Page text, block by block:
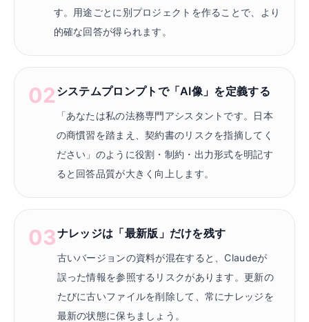
す。用途ごとに別プロジェクトを作ることで、より
的確な回答が得られます。
02 システムプロンプトで「AI像」を定義する
「あなたは私の法務専門アシスタントです。日本
の商慣習を踏まえ、契約書のリスクを指摘してく
ださい」のように役割・制約・出力形式を明記す
ると回答品質が大きく向上します。
03ナレッジは「最新版」だけを残す
古いバージョンの資料が混在すると、Claudeが
誤った情報を参照するリスクがあります。更新の
たびに古いファイルを削除して、常にナレッジを
最新の状態に保ちましょう。